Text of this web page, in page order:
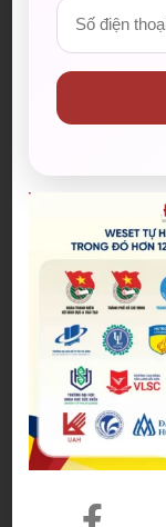
năng lực của
điểm chuẩn
điểm kỳ thi
40% trong số
“Do đó, những
700-850 thì
điểm này có
chuẩn từ xét
trường bỏ ưu
mà chuyển
đoán thêm.
Tương tự, đại
điểm chuẩn
định hoặc tăng
2024, điểm
27,44 (điểm thi